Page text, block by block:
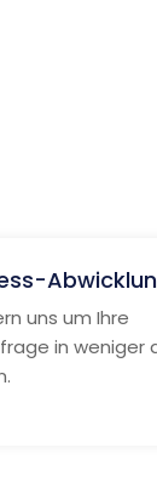
uns um Ihre
in weniger